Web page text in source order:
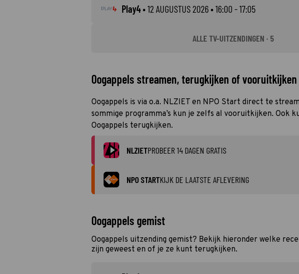
Play4•12 AUGUSTUS 2026• 16:00 - 17:05
ALLE TV-UITZENDINGEN · 5
Oogappels streamen, terugkijken of vooruitkijken
Oogappels is via o.a. NLZIET en NPO Start direct te
sommige programma’s kun je zelfs al vooruitkijken. Ook
Oogappels terugkijken.
NLZIETPROBEER 14 DAGEN GRATIS
NPO STARTKIJK DE LAATSTE AFLEVERING
Oogappels gemist
Oogappels uitzending gemist? Bekijk hieronder welke
zijn geweest en of je ze kunt terugkijken.